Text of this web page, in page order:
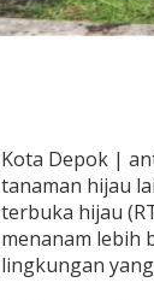
Kota Depok |
tanaman hijau
terbuka hijau
menanam lebih
lingkungan